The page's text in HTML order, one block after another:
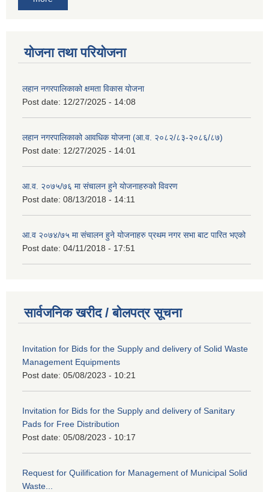
योजना तथा परियोजना
लहान नगरपालिकाको क्षमता विकास योजना
Post date: 12/27/2025 - 14:08
लहान नगरपालिकाको आवधिक योजना (आ.व. २०८२/८३-२०८६/८७)
Post date: 12/27/2025 - 14:01
आ.व. २०७५/७६ मा संचालन हुने योजनाहरुको विवरण
Post date: 08/13/2018 - 14:11
आ.व २०७४/७५ मा संचालन हुने योजनाहरु प्रथम नगर सभा बाट पारित भएको
Post date: 04/11/2018 - 17:51
सार्वजनिक खरीद / बोलपत्र सूचना
Invitation for Bids for the Supply and delivery of Solid Waste
Management Equipments
Post date: 05/08/2023 - 10:21
Invitation for Bids for the Supply and delivery of Sanitary
Pads for Free Distribution
Post date: 05/08/2023 - 10:17
Request for Quilification for Management of Municipal Solid
Waste...